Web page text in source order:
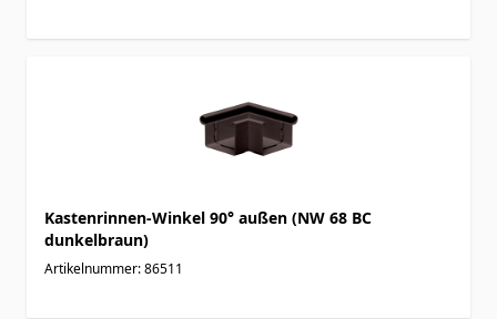
Kastenrinnen-Winkel 90° außen (NW 68 BC
dunkelbraun)
Artikelnummer: 86511